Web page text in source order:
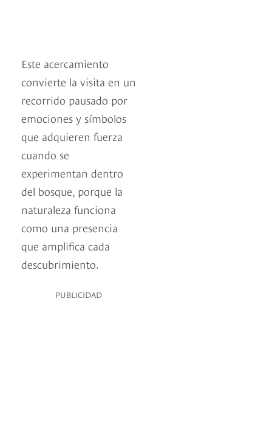
Este acercamiento
convierte la visita en un
recorrido pausado por
emociones y símbolos
que adquieren fuerza
cuando se
experimentan dentro
del bosque, porque la
naturaleza funciona
como una presencia
que amplifica cada
descubrimiento.
PUBLICIDAD